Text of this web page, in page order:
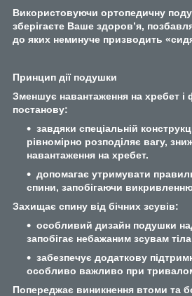
Використовуючи ортопедичну
зберігаєте Ваше здоров’я,
до яких неминуче призводить
Принцип дії подушки
Зменшує навантаження на хребет
постанову:
завдяки спеціальній
рівномірно розподіляє вагу,
навантаження на хребет.
допомагає утримувати
спини, запобігаючи
Захищає спину від бічних зсувів:
особливий дизайн подушки
запобігає небажаним зсувам
забезпечує додаткову
особливо важливо при
Попереджає виникнення втоми та